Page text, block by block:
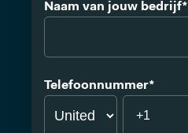
Naam van jouw bedrijf*
Telefoonnummer*